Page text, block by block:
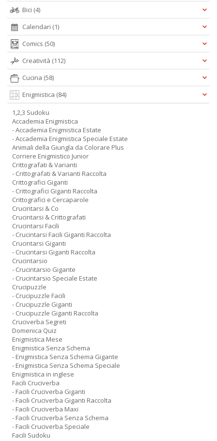
Bici (4)
Calendari (1)
Comics (50)
Creatività (112)
Cucina (58)
Enigmistica (84)
1,2,3 Sudoku
Accademia Enigmistica
- Accademia Enigmistica Estate
- Accademia Enigmistica Speciale Estate
Animali della Giungla da Colorare Plus
Corriere Enigmistico Junior
Crittografati & Varianti
- Crittografati & Varianti Raccolta
Crittografici Giganti
- Crittografici Giganti Raccolta
Crittografici e Cercaparole
Crucintarsi & Co
Crucintarsi & Crittografati
Crucintarsi Facili
- Crucintarsi Facili Giganti Raccolta
Crucintarsi Giganti
- Crucintarsi Giganti Raccolta
Crucintarsio
- Crucintarsio Gigante
- Crucintarsio Speciale Estate
Crucipuzzle
- Crucipuzzle Facili
- Crucipuzzle Giganti
- Crucipuzzle Giganti Raccolta
Cruciverba Segreti
Domenica Quiz
Enigmistica Mese
Enigmistica Senza Schema
- Enigmistica Senza Schema Gigante
- Enigmistica Senza Schema Speciale
Enigmistica in inglese
Facili Cruciverba
- Facili Cruciverba Giganti
- Facili Cruciverba Giganti Raccolta
- Facili Cruciverba Maxi
- Facili Cruciverba Senza Schema
- Facili Cruciverba Speciale
Facili Sudoku